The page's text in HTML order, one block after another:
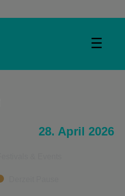
☰
28. April 2026